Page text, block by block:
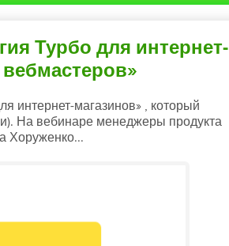
Турбо для интернет-
интернет-магазинов» , который
На вебинаре менеджеры продукта
Хоруженко...